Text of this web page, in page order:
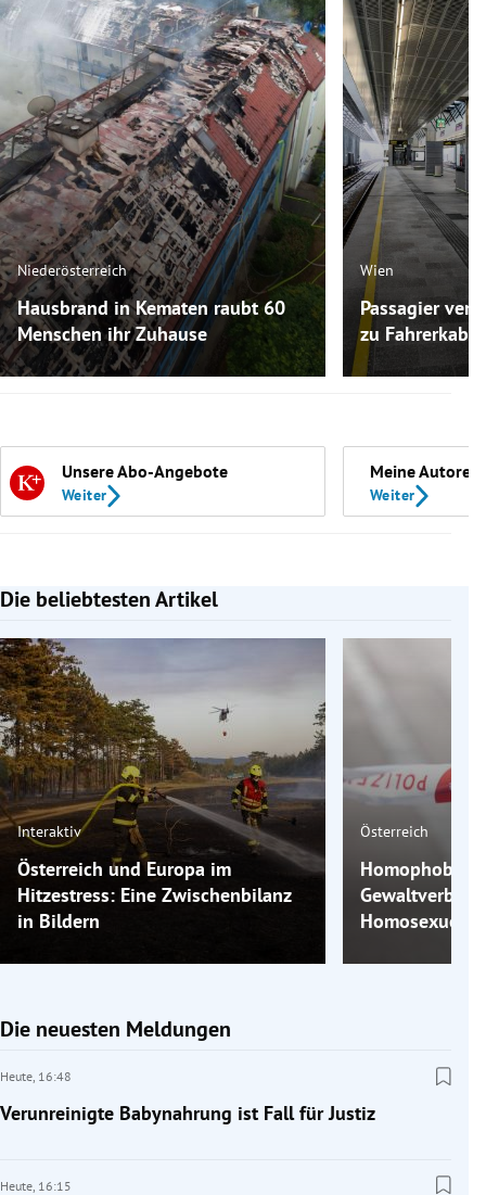
Niederösterreich
Hausbrand in Kematen raubt 60
Menschen ihr Zuhause
Wien
Passagier
zu
Unsere Abo-Angebote
Weiter
Meine Autoren
Weiter
Die beliebtesten Artikel
Slide 1 von 7
Interaktiv
Österreich und Europa im
Hitzestress: Eine Zwischenbilanz
in Bildern
Österreich
Homophobe
Die neuesten Meldungen
Heute, 16:48
Verunreinigte Babynahrung ist Fall für Justiz
Heute, 16:15